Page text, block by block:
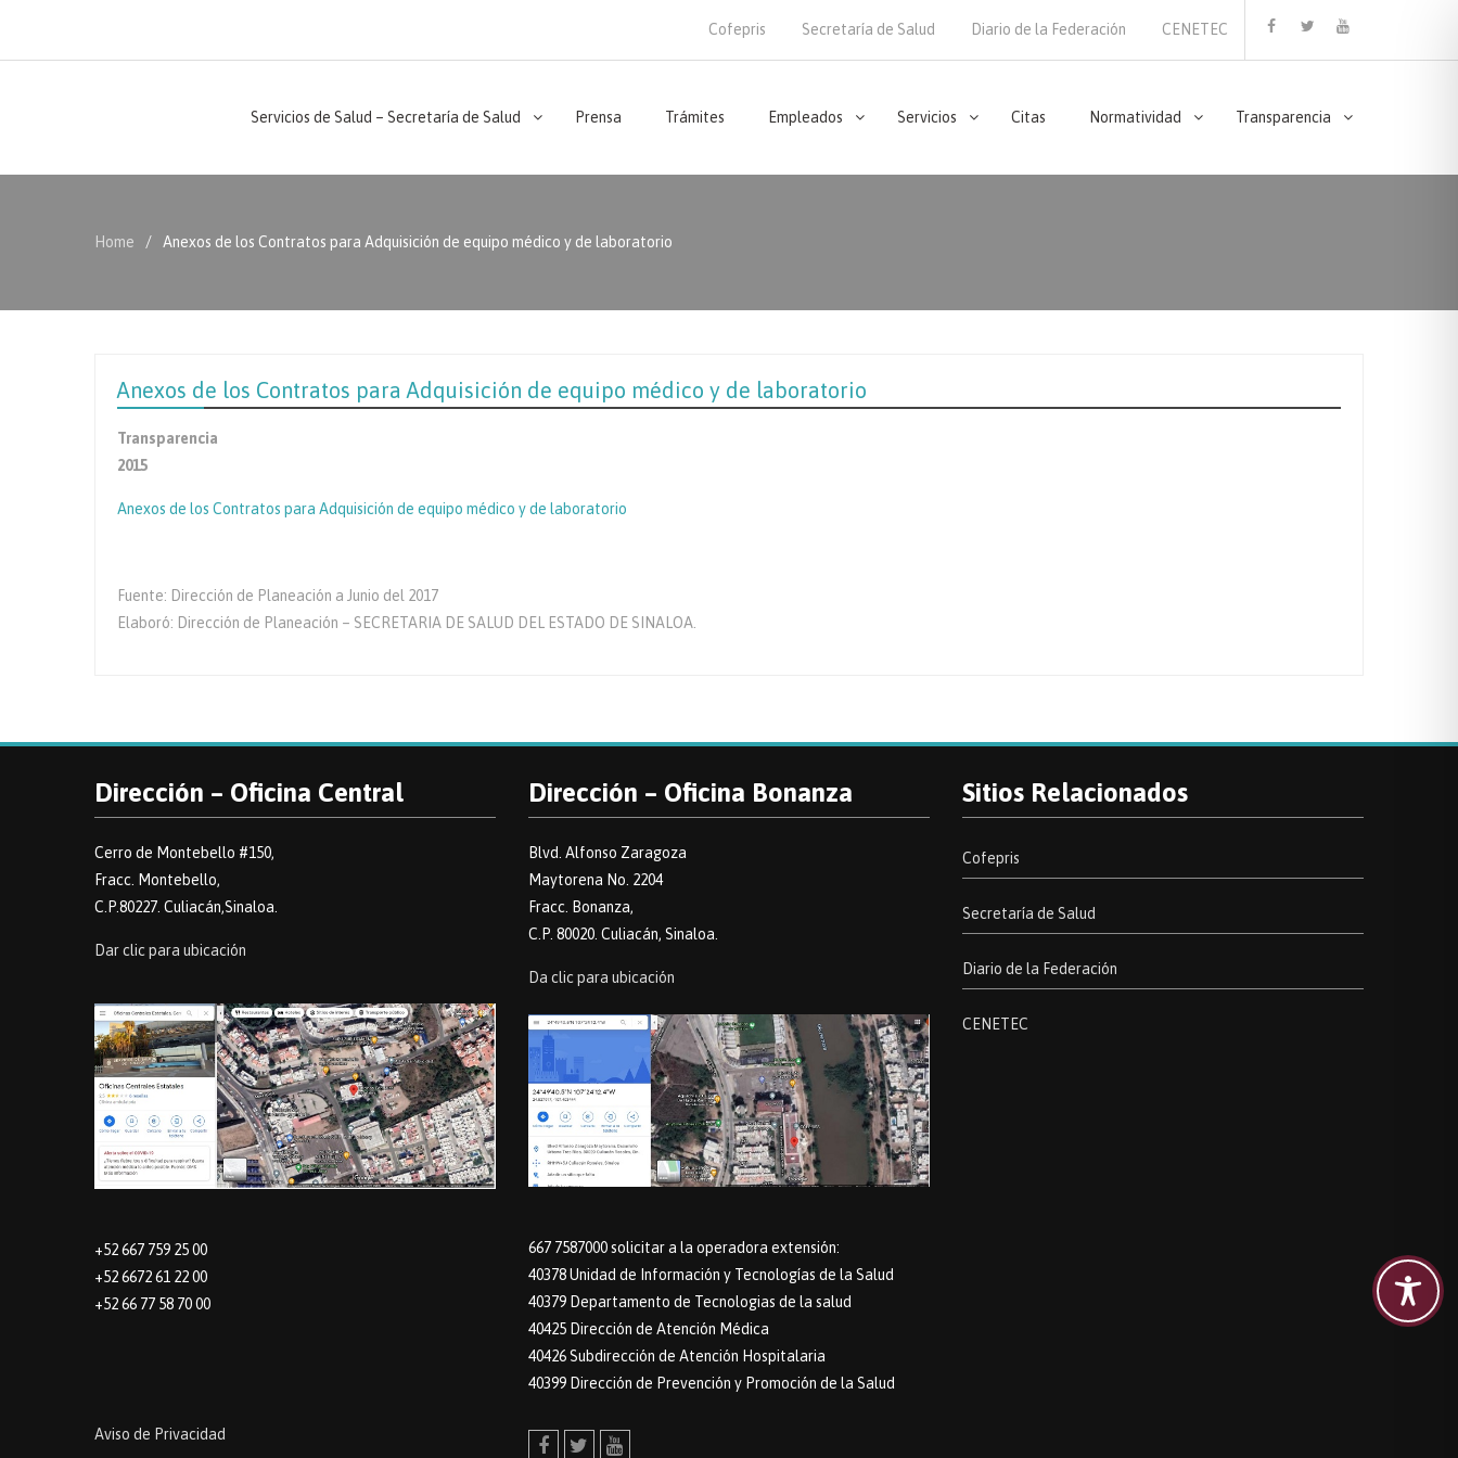
Cofepris Secretaría de Salud Diario de la Federación
CENETEC
Servicios de Salud – Secretaría de Salud Prensa Trámites Empleados Servicios Citas Normatividad Transparencia
Home Anexos de los Contratos para Adquisición de equipo médico y de laboratorio
Anexos de los Contratos para Adquisición de equipo médico y de laboratorio
Transparencia
2015
Anexos de los Contratos para Adquisición de equipo médico y de laboratorio
Fuente: Dirección de Planeación a Junio del 2017
Elaboró: Dirección de Planeación – SECRETARIA DE SALUD DEL ESTADO DE SINALOA.
Dirección – Oficina Central
Cerro de Montebello #150,
Fracc. Montebello,
C.P.80227. Culiacán,Sinaloa.
Dar clic para ubicación
+52 667 759 25 00
+52 6672 61 22 00
+52 66 77 58 70 00
Aviso de Privacidad
Dirección – Oficina Bonanza
Blvd. Alfonso Zaragoza
Maytorena No. 2204
Fracc. Bonanza,
C.P. 80020. Culiacán, Sinaloa.
Da clic para ubicación
667 7587000 solicitar a la operadora extensión:
40378 Unidad de Información y Tecnologías de la Salud
40379 Departamento de Tecnologias de la salud
40425 Dirección de Atención Médica
40426 Subdirección de Atención Hospitalaria
40399 Dirección de Prevención y Promoción de la Salud
Sitios Relacionados
Cofepris
Secretaría de Salud
Diario de la Federación
CENETEC